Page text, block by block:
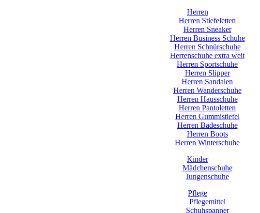
Herren
Herren Stiefeletten
Herren Sneaker
Herren Business Schuhe
Herren Schnürschuhe
Herrenschuhe extra weit
Herren Sportschuhe
Herren Slipper
Herren Sandalen
Herren Wanderschuhe
Herren Hausschuhe
Herren Pantoletten
Herren Gummistiefel
Herren Badeschuhe
Herren Boots
Herren Winterschuhe
Kinder
Mädchenschuhe
Jungenschuhe
Pflege
Pflegemittel
Schuhspanner